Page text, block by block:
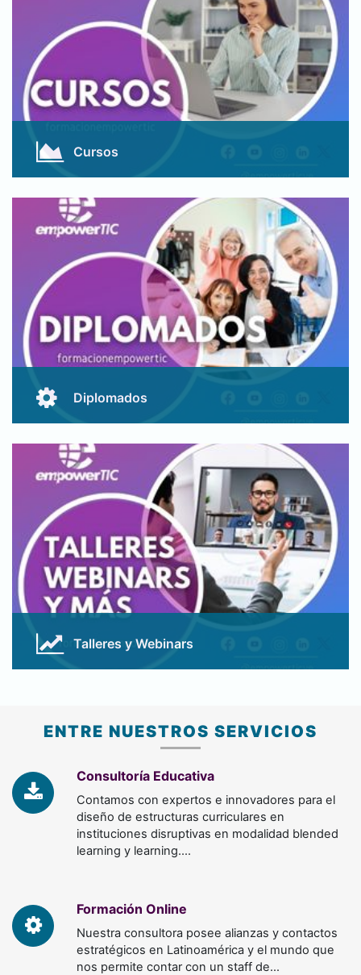
Cursos
crear competencias para toda la vida.
Conocer Más
Diplomados
en formación profesional universitaria.
Conocer Más
Talleres y Webinars
Conocer Más
ENTRE NUESTROS SERVICIOS
Consultoría Educativa
Contamos con expertos e innovadores para el
diseño de estructuras curriculares en
instituciones disruptivas en modalidad blended
learning y learning.…
Formación Online
Nuestra consultora posee alianzas y contactos
estratégicos en Latinoamérica y el mundo que
nos permite contar con un staff de…